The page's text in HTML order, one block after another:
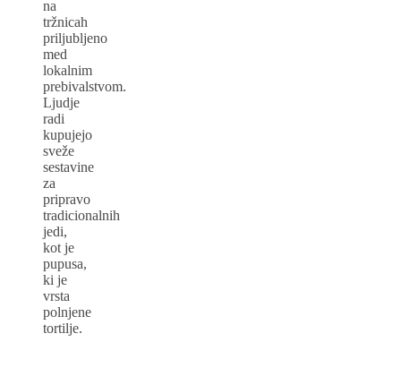
na
tržnicah
priljubljeno
med
lokalnim
prebivalstvom.
Ljudje
radi
kupujejo
sveže
sestavine
za
pripravo
tradicionalnih
jedi,
kot je
pupusa,
ki je
vrsta
polnjene
tortilje.